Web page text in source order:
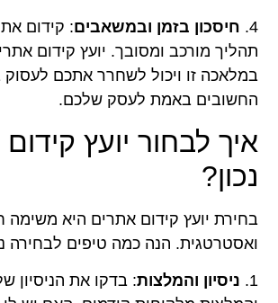
4. חיסכון בזמן ובמשאבים: קידום
תהליך מורכב ומסובך. יועץ קידום
במלאכה זו ויכול לשחרר אתכם לעסוק
החשובים באמת לעסק שלכם.
איך לבחור יועץ
נכון?
בחירת יועץ קידום אתרים היא משימה
ואסטרטגית. הנה כמה טיפים לבחירה
1. ניסיון והמלצות: בדקו את הניסיון